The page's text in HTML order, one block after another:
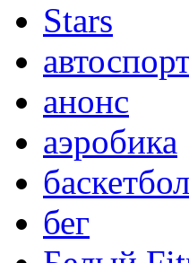
Stars
анонс
аэробика
баскетбол
бег